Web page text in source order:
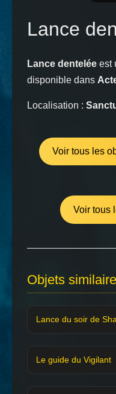
Lance
Lance dentelée est
disponible dans
Localisation :
Voir tous les
Voir tous
Objets
Lance du soir de
Le guide du Vigilant